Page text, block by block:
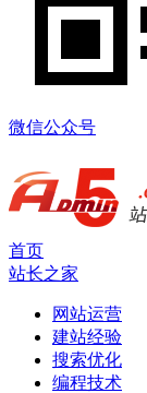
微信公众号
首页
站长之家
网站运营
建站经验
搜索优化
编程技术